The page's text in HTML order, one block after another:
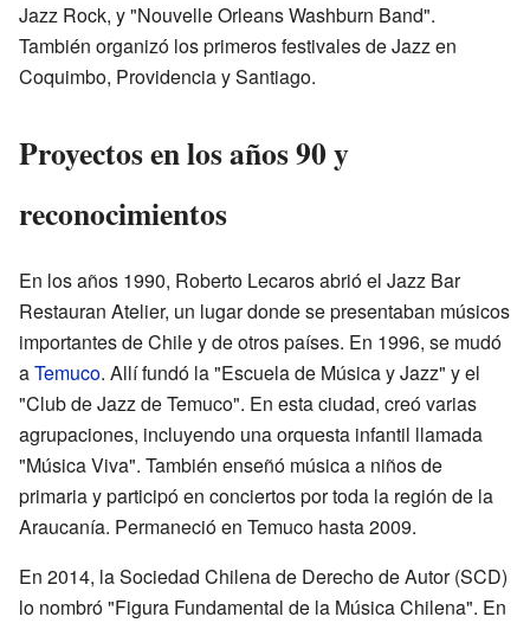
Jazz Rock, y "Nouvelle Orleans Washburn Band".
También organizó los primeros festivales de Jazz en
Coquimbo, Providencia y Santiago.
Proyectos en los años 90 y
reconocimientos
En los años 1990, Roberto Lecaros abrió el Jazz Bar
Restauran Atelier, un lugar donde se presentaban músicos
importantes de Chile y de otros países. En 1996, se mudó
aTemuco. Allí fundó la "Escuela de Música y Jazz" y el
"Club de Jazz de Temuco". En esta ciudad, creó varias
agrupaciones, incluyendo una orquesta infantil llamada
"Música Viva". También enseñó música a niños de
primaria y participó en conciertos por toda la región de la
Araucanía. Permaneció en Temuco hasta 2009.
En 2014, la Sociedad Chilena de Derecho de Autor (SCD)
lo nombró "Figura Fundamental de la Música Chilena". En